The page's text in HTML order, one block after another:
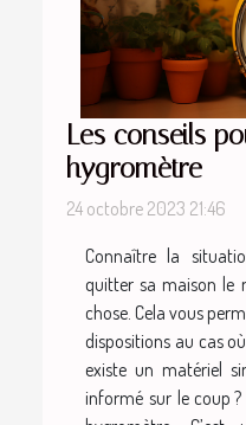
Les conseils
hygromètre
24 octobre 2023 21:46
Connaître la
quitter sa maison le
chose. Cela vous
dispositions au cas
existe un matériel
informé sur le coup